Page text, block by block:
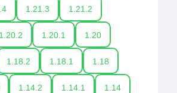
1.21.3 1.21.2
1.20.2 1.20.1 1.20
1.18.2 1.18.1 1.18
1.14.2 1.14.1 1.14